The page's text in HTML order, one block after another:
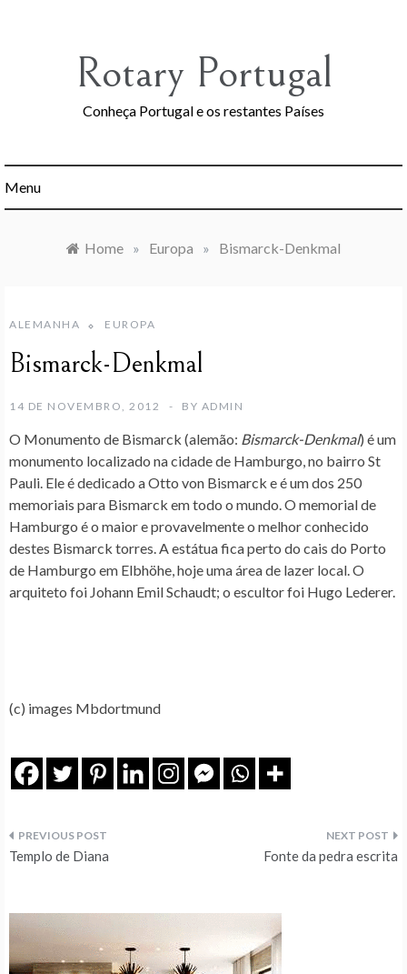
Rotary Portugal
Conheça Portugal e os restantes Países
Menu
Home » Europa » Bismarck-Denkmal
ALEMANHA EUROPA
Bismarck-Denkmal
14 DE NOVEMBRO, 2012 BY ADMIN
O Monumento de Bismarck (alemão: Bismarck-Denkmal) é um
monumento localizado na cidade de Hamburgo, no bairro St
Pauli. Ele é dedicado a Otto von Bismarck e é um dos 250
memoriais para Bismarck em todo o mundo. O memorial de
Hamburgo é o maior e provavelmente o melhor conhecido
destes Bismarck torres. A estátua fica perto do cais do Porto
de Hamburgo em Elbhöhe, hoje uma área de lazer local. O
arquiteto foi Johann Emil Schaudt; o escultor foi Hugo Lederer.
(c) images Mbdortmund
Navegação
artigos
Templo de Diana Fonte da pedra escrita